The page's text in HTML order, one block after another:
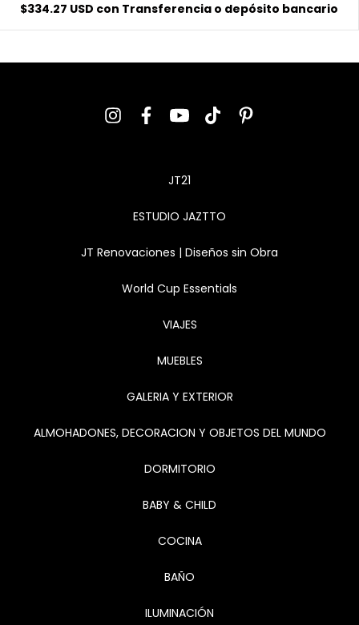
$334.27 USD con Transferencia o depósito bancario
JT21
ESTUDIO JAZTTO
JT Renovaciones | Diseños sin Obra
World Cup Essentials
VIAJES
MUEBLES
GALERIA Y EXTERIOR
ALMOHADONES, DECORACION Y OBJETOS DEL MUNDO
DORMITORIO
BABY & CHILD
COCINA
BAÑO
ILUMINACIÓN